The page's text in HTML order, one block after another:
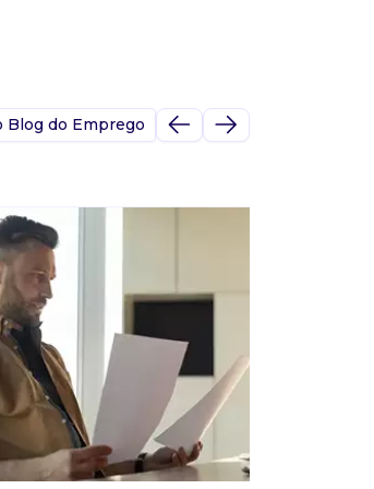
Blog do Emprego